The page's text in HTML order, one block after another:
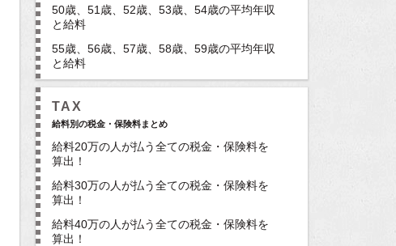
50歳、51歳、52歳、53歳、54歳の平均年収
と給料
55歳、56歳、57歳、58歳、59歳の平均年収
と給料
TAX
給料別の税金・保険料まとめ
給料20万の人が払う全ての税金・保険料を
算出！
給料30万の人が払う全ての税金・保険料を
算出！
給料40万の人が払う全ての税金・保険料を
算出！